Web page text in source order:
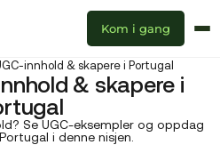
Kom i gang
innhold & skapere i Portugal
& skapere i
Se UGC-eksempler og oppdag
i denne nisjen.